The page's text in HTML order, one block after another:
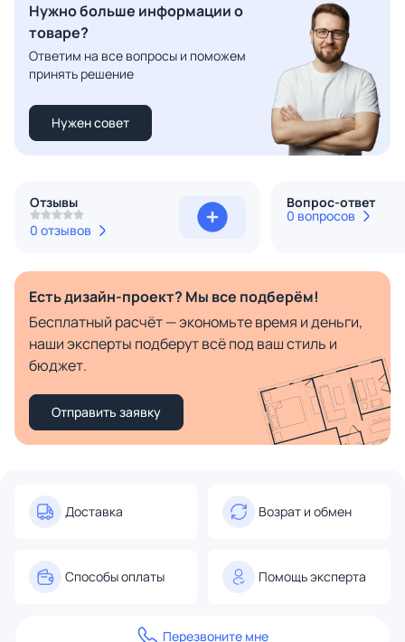
Нужно больше информации о
товаре?
Ответим на все вопросы и поможем
принять решение
Нужен совет
Отзывы
0 отзывов
Вопрос-ответ
0 вопросов
Есть дизайн-проект? Мы все подберём!
Бесплатный расчёт — экономьте время и деньги,
наши эксперты подберут всё под ваш стиль и
бюджет.
Отправить заявку
Доставка Возрат и обмен
Способы оплаты Помощь эксперта
Перезвоните мне